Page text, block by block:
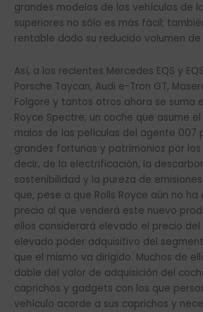
grandes modelos de los vehículos de
superiores no sólo es más fácil;
rentable dado su reducido volumen de
Así, a los recientes Mercedes EQS y EQS
Porsche Taycan, Audi e-Tron GT,
Folgore y tantos otros ahora se suma
Royce Spectre, un coche que asume
malos de las películas del agente 007
grandes fortunas y patrimonios por
decir, de la electrificación, la
sostenibilidad y la pureza de
que, pese a que Rolls Royce aún no
precio al que venderá este nuevo
ellos considerará elevado el precio
elevado poder adquisitivo del
que el mismo va dirigido. Muchos de
doble del valor de adquisición del
caprichos y gadgets con los que
vehículo acorde a sus caprichos y